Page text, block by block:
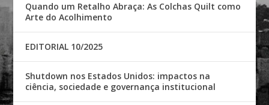
Quando um Retalho Abraça: As Colchas Quilt como
Arte do Acolhimento
EDITORIAL 10/2025
Shutdown nos Estados Unidos: impactos na
ciência, sociedade e governança institucional